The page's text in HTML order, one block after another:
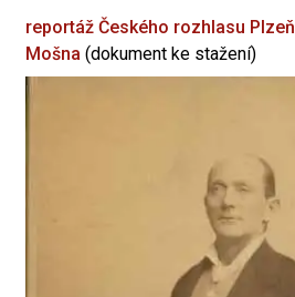
reportáž Českého rozhlasu Plzeň
Mošna (dokument ke stažení)